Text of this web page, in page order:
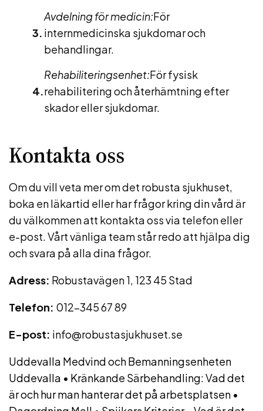
Avdelning för medicin:För
internmedicinska sjukdomar och
behandlingar.
Rehabiliteringsenhet:För fysisk
rehabilitering och återhämtning efter
skador eller sjukdomar.
Kontakta oss
Om du vill veta mer om det robusta sjukhuset,
boka en läkartid eller har frågor kring din vård är
du välkommen att kontakta oss via telefon eller
e-post. Vårt vänliga team står redo att hjälpa dig
och svara på alla dina frågor.
Adress: Robustavägen 1, 123 45 Stad
Telefon: 012-345 67 89
E-post: info@robustasjukhuset.se
Uddevalla Medvind och Bemanningsenheten
Uddevalla • Kränkande Särbehandling: Vad det
är och hur man hanterar det på arbetsplatsen •